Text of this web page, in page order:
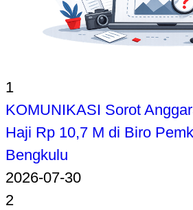
1
KOMUNIKASI Sorot
Haji Rp 10,7 M di Biro
Bengkulu
2026-07-30
2